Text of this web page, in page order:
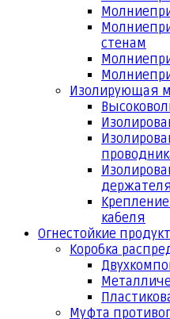
стенам
Изолирующая
кабеля
Огнестойкие
Коробка
Муфта